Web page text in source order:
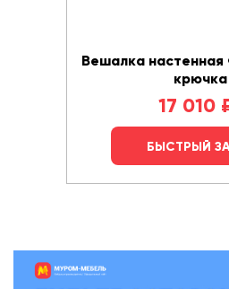
Вешалка
крючка
17 010
БЫСТРЫЙ